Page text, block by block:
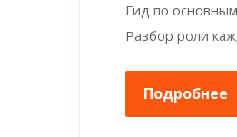
Гид по
Разбор роли
Подробнее